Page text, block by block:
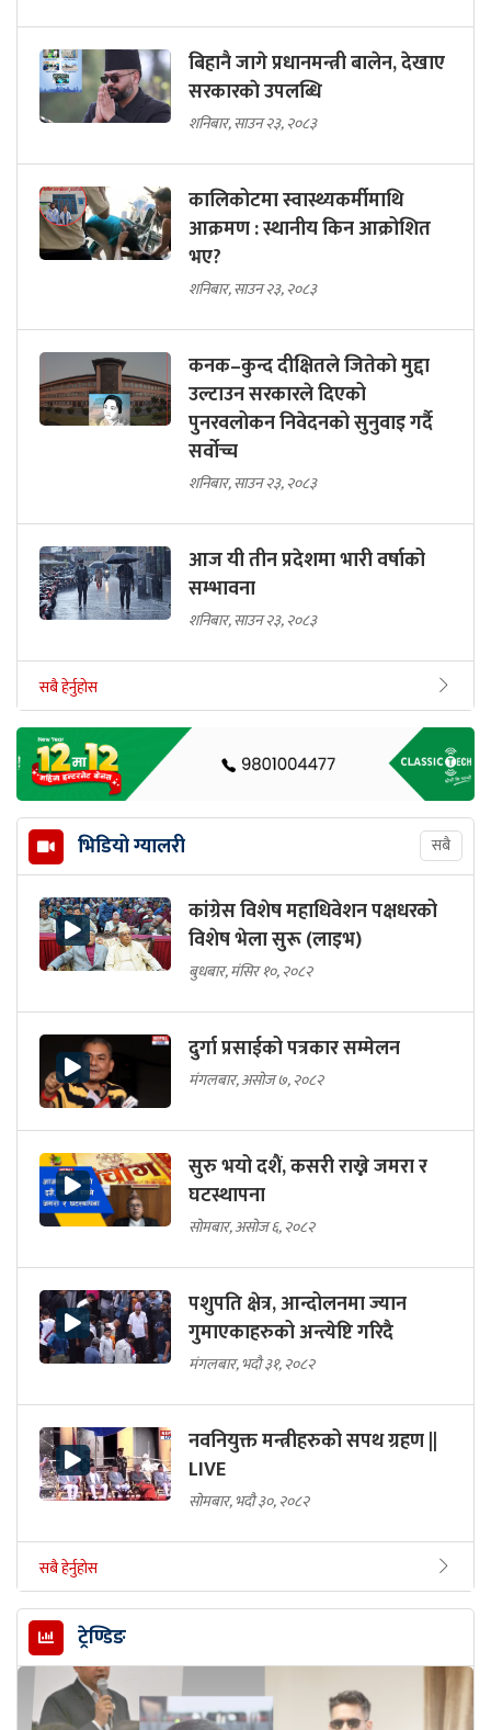
बिहानै जागे प्रधानमन्त्री बालेन, देखाए
सरकारकाे उपलब्धि
शनिबार, साउन २३, २०८३
कालिकोटमा स्वास्थ्यकर्मीमाथि
आक्रमण : स्थानीय किन आक्रोशित
भए?
शनिबार, साउन २३, २०८३
कनक–कुन्द दीक्षितले जितेको मुद्दा
उल्टाउन सरकारले दिएको
पुनरवलोकन निवेदनको सुनुवाइ गर्दै
सर्वोच्च
शनिबार, साउन २३, २०८३
आज यी तीन प्रदेशमा भारी वर्षाको
सम्भावना
शनिबार, साउन २३, २०८३
सबै हेर्नुहोस
भिडियो ग्यालरी सबै
कांग्रेस विशेष महाधिवेशन पक्षधरको
विशेष भेला सुरू (लाइभ)
बुधबार, मंसिर १०, २०८२
दुर्गा प्रसाईको पत्रकार सम्मेलन
मंगलबार, असोज ७, २०८२
सुरु भयो दशैं, कसरी राख्ने जमरा र
घटस्थापना
सोमबार, असोज ६, २०८२
पशुपति क्षेत्र, आन्दोलनमा ज्यान
गुमाएकाहरुको अन्त्येष्टि गरिदै
मंगलबार, भदौ ३१, २०८२
नवनियुक्त मन्त्रीहरुको सपथ ग्रहण ||
LIVE
सोमबार, भदौ ३०, २०८२
सबै हेर्नुहोस
ट्रेण्डिङ